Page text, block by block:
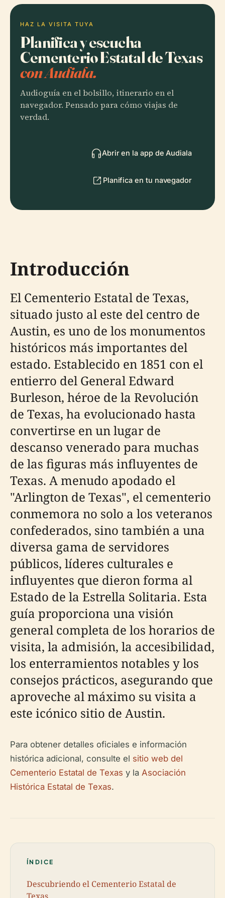
HAZ LA VISITA TUYA
Planifica y escucha
Cementerio Estatal de Texas
con Audiala.
Audioguía en el bolsillo, itinerario en el
navegador. Pensado para cómo viajas de
verdad.
Abrir en la app de Audiala
Planifica en tu navegador
Introducción
El Cementerio Estatal de Texas,
situado justo al este del centro de
Austin, es uno de los monumentos
históricos más importantes del
estado. Establecido en 1851 con el
entierro del General Edward
Burleson, héroe de la Revolución
de Texas, ha evolucionado hasta
convertirse en un lugar de
descanso venerado para muchas
de las figuras más influyentes de
Texas. A menudo apodado el
"Arlington de Texas", el cementerio
conmemora no solo a los veteranos
confederados, sino también a una
diversa gama de servidores
públicos, líderes culturales e
influyentes que dieron forma al
Estado de la Estrella Solitaria. Esta
guía proporciona una visión
general completa de los horarios de
visita, la admisión, la accesibilidad,
los enterramientos notables y los
consejos prácticos, asegurando que
aproveche al máximo su visita a
este icónico sitio de Austin.
Para obtener detalles oficiales e información
histórica adicional, consulte el sitio web del
Cementerio Estatal de Texas y la Asociación
Histórica Estatal de Texas.
ÍNDICE
Descubriendo el Cementerio Estatal de